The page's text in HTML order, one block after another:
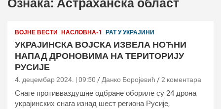
Ознака: Астраханска област
ВОЈНЕ ВЕСТИ НАСЛОВНА-1 РАТ У УКРАЈИНИ
УКРАЈИНСКА ВОЈСКА ИЗВЕЛА НОЋНИ
НАПАД ДРОНОВИМА НА ТЕРИТОРИЈУ
РУСИЈЕ
4. децембар 2024. | 09:50 Данко Боројевић 2 коментара
Снаге противваздушне одбране обориле су 24 дрона
украјинских снага изнад шест региона Русије,